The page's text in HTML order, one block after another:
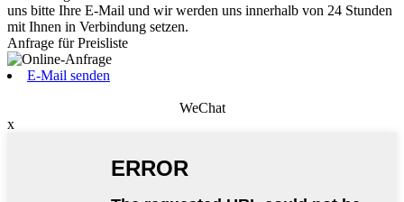
uns bitte Ihre E-Mail und wir werden uns innerhalb von 24 Stunden
mit Ihnen in Verbindung setzen.
Anfrage für Preisliste
E-Mail senden
WeChat
x